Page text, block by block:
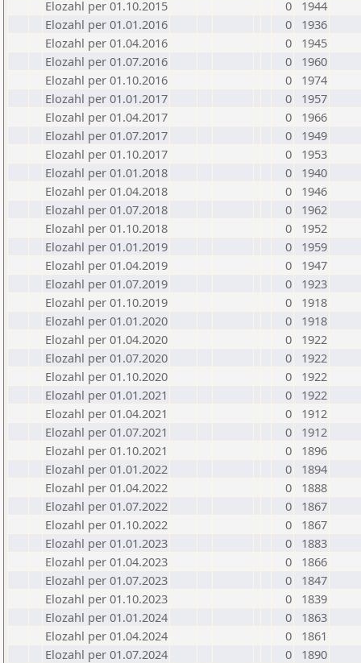
Elozahl per 01.10.2015
0
1944
Elozahl per 01.01.2016
0
1936
Elozahl per 01.04.2016
0
1945
Elozahl per 01.07.2016
0
1960
Elozahl per 01.10.2016
0
1974
Elozahl per 01.01.2017
0
1957
Elozahl per 01.04.2017
0
1966
Elozahl per 01.07.2017
0
1949
Elozahl per 01.10.2017
0
1953
Elozahl per 01.01.2018
0
1940
Elozahl per 01.04.2018
0
1946
Elozahl per 01.07.2018
0
1962
Elozahl per 01.10.2018
0
1952
Elozahl per 01.01.2019
0
1959
Elozahl per 01.04.2019
0
1947
Elozahl per 01.07.2019
0
1923
Elozahl per 01.10.2019
0
1918
Elozahl per 01.01.2020
0
1918
Elozahl per 01.04.2020
0
1922
Elozahl per 01.07.2020
0
1922
Elozahl per 01.10.2020
0
1922
Elozahl per 01.01.2021
0
1922
Elozahl per 01.04.2021
0
1912
Elozahl per 01.07.2021
0
1912
Elozahl per 01.10.2021
0
1896
Elozahl per 01.01.2022
0
1894
Elozahl per 01.04.2022
0
1888
Elozahl per 01.07.2022
0
1867
Elozahl per 01.10.2022
0
1867
Elozahl per 01.01.2023
0
1883
Elozahl per 01.04.2023
0
1866
Elozahl per 01.07.2023
0
1847
Elozahl per 01.10.2023
0
1839
Elozahl per 01.01.2024
0
1863
Elozahl per 01.04.2024
0
1861
Elozahl per 01.07.2024
0
1890